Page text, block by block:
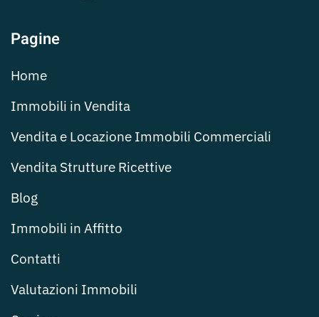
Pagine
Home
Immobili in Vendita
Vendita e Locazione Immobili Commerciali
Vendita Strutture Ricettive
Blog
Immobili in Affitto
Contatti
Valutazioni Immobili